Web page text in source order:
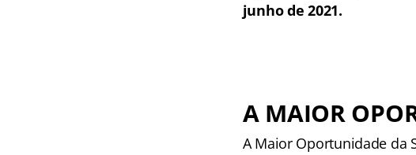
junho de 2021.
A MAIOR
A Maior Oportunidade da